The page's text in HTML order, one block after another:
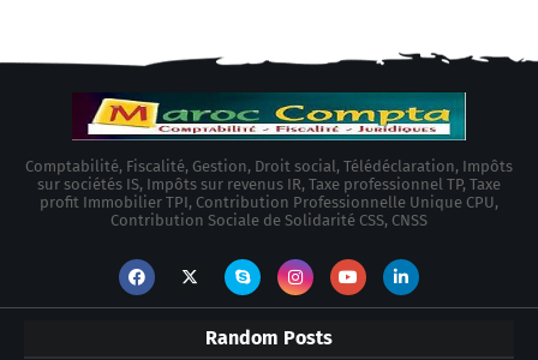
Comptabilité, Fiscalité, Gestion, Droit social, Télédéclaration, Impôts
sur sociétés IS, Impôts sur revenus IR, Taxe professionnel TP, Taxe
profit Immobilier TPI, Contribution Professionnelle Unique CPU,
Contribution Sociale de Solidarité CSS, CNSS
Random Posts